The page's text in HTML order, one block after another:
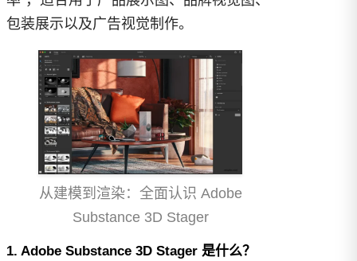
包装展示以及广告视觉制作。
从建模到渲染：全面认识 Adobe
Substance 3D Stager
1. Adobe Substance 3D Stager 是什么？